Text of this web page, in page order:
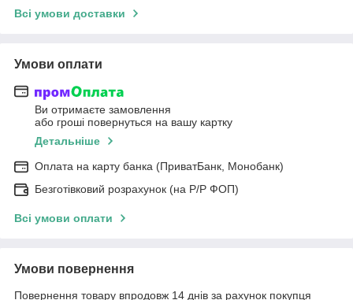
Всі умови доставки
Умови оплати
Ви отримаєте замовлення
або гроші повернуться на вашу картку
Детальніше
Оплата на карту банка (ПриватБанк, Монобанк)
Безготівковий розрахунок (на Р/Р ФОП)
Всі умови оплати
Умови повернення
Повернення товару впродовж 14 днів за рахунок покупця